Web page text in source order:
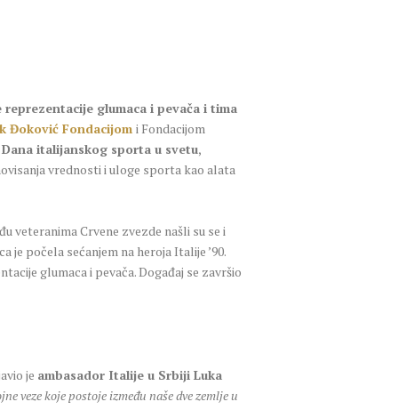
glumaca i pevača i tima
Đoković Fondacijom i Fondacijom
italijanskog sporta u svetu,
vrednosti i uloge sporta kao alata
veteranima Crvene zvezde našli su se i
počela sećanjem na heroja Italije ’90.
glumaca i pevača. Događaj se završio
je ambasador Italije u Srbiji Luka
veze koje postoje između naše dve zemlje u